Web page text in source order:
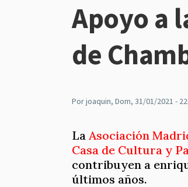
navegación
Apoyo a
de
Porjoaquin, Dom, 31/01/2021 -
La Asociación
Casa de Cultura y
contribuyen a
últimos años.